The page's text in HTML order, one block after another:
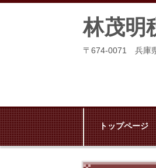
林茂明
〒674-0071 兵庫
トップページ